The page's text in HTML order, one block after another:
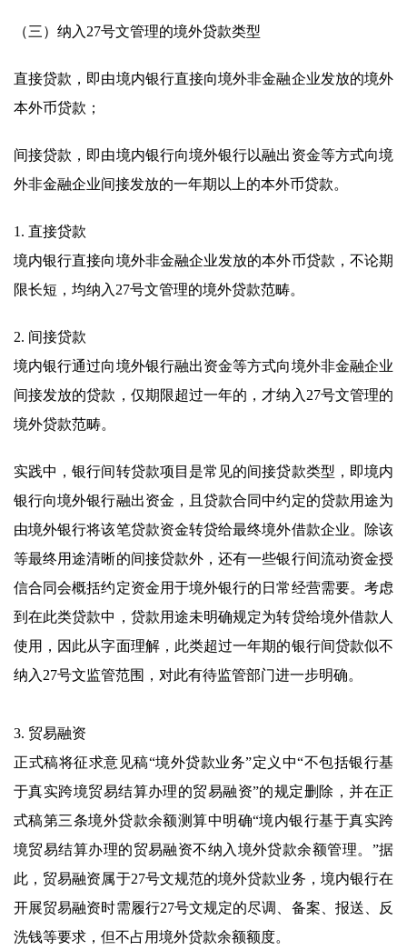
（三）纳入27号文管理的境外贷款类型
直接贷款，即由境内银行直接向境外非金融企业发放的境外
本外币贷款；
间接贷款，即由境内银行向境外银行以融出资金等方式向境
外非金融企业间接发放的一年期以上的本外币贷款。
1. 直接贷款
境内银行直接向境外非金融企业发放的本外币贷款，不论期
限长短，均纳入27号文管理的境外贷款范畴。
2. 间接贷款
境内银行通过向境外银行融出资金等方式向境外非金融企业
间接发放的贷款，仅期限超过一年的，才纳入27号文管理的
境外贷款范畴。
实践中，银行间转贷款项目是常见的间接贷款类型，即境内
银行向境外银行融出资金，且贷款合同中约定的贷款用途为
由境外银行将该笔贷款资金转贷给最终境外借款企业。除该
等最终用途清晰的间接贷款外，还有一些银行间流动资金授
信合同会概括约定资金用于境外银行的日常经营需要。考虑
到在此类贷款中，贷款用途未明确规定为转贷给境外借款人
使用，因此从字面理解，此类超过一年期的银行间贷款似不
纳入27号文监管范围，对此有待监管部门进一步明确。
3. 贸易融资
正式稿将征求意见稿“境外贷款业务”定义中“不包括银行基
于真实跨境贸易结算办理的贸易融资”的规定删除，并在正
式稿第三条境外贷款余额测算中明确“境内银行基于真实跨
境贸易结算办理的贸易融资不纳入境外贷款余额管理。”据
此，贸易融资属于27号文规范的境外贷款业务，境内银行在
开展贸易融资时需履行27号文规定的尽调、备案、报送、反
洗钱等要求，但不占用境外贷款余额额度。